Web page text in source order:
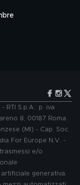
RTI S.p.A.: p. iva
8, 00187 Roma.
(MI) - Cap. Soc.
For Europe N.V. -
e/o
generativa.